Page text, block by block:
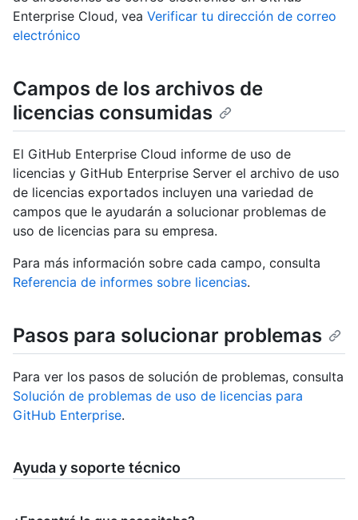
Enterprise Cloud, vea Verificar tu dirección de correo
electrónico
Campos de los archivos de
licencias consumidas
El GitHub Enterprise Cloud informe de uso de
licencias y GitHub Enterprise Server el archivo de uso
de licencias exportados incluyen una variedad de
campos que le ayudarán a solucionar problemas de
uso de licencias para su empresa.
Para más información sobre cada campo, consulta
Referencia de informes sobre licencias.
Pasos para solucionar problemas
Para ver los pasos de solución de problemas, consulta
Solución de problemas de uso de licencias para
GitHub Enterprise.
Ayuda y soporte técnico